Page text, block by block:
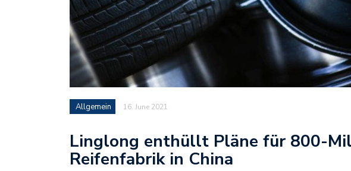
Allgemein 16. June 2021
Linglong enthüllt Pläne für 800-
Reifenfabrik in China